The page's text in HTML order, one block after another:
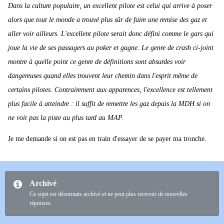
Dans la culture populaire, un excellent pilote est celui qui arrive à poser
alors que tout le monde a trouvé plus sûr de faire une remise des gaz et
aller voir ailleurs. L'excellent pilote serait donc défini comme le gars qui
joue la vie de ses passagers au poker et gagne. Le genre de crash ci-joint
montre à quelle point ce genre de définitions sont absurdes voir
dangereuses quand elles trouvent leur chemin dans l'esprit même de
certains pilotes. Contrairement aux apparences, l'excellence est tellement
plus facile à atteindre : il suffit de remettre les gaz depuis la MDH si on
ne voit pas la piste au plus tard au MAP.
Je me demande si on est pas en train d'essayer de se payer ma tronche.
Archivé
Ce sujet est désormais archivé et ne peut plus recevoir de nouvelles
réponses.